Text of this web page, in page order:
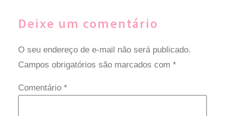
Deixe um comentário
O seu endereço de e-mail não será publicado.
Campos obrigatórios são marcados com *
Comentário *